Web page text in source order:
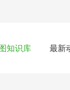
知识库 最新